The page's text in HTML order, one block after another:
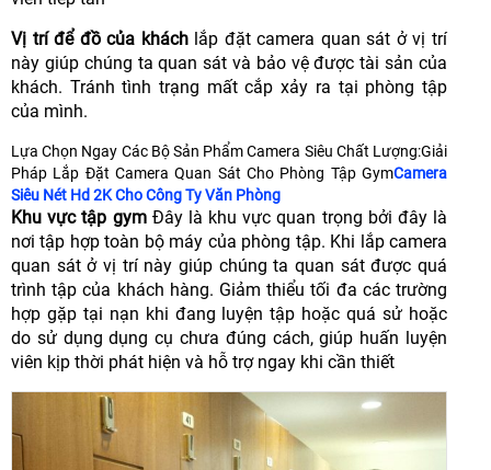
Vị trí để đồ của kháchlắp đặt camera quan sát ở vị trí
này giúp chúng ta quan sát và bảo vệ được tài sản của
khách. Tránh tình trạng mất cắp xảy ra tại phòng tập
của mình.
Lựa Chọn Ngay Các Bộ Sản Phẩm Camera Siêu Chất Lượng:Giải
Pháp Lắp Đặt Camera Quan Sát Cho Phòng Tập GymCamera
Siêu Nét Hd 2K Cho Công Ty Văn Phòng
Khu vực tập gymĐây là khu vực quan trọng bởi đây là
nơi tập hợp toàn bộ máy của phòng tập. Khi lắp camera
quan sát ở vị trí này giúp chúng ta quan sát được quá
trình tập của khách hàng. Giảm thiểu tối đa các trường
hợp gặp tại nạn khi đang luyện tập hoặc quá sử hoặc
do sử dụng dụng cụ chưa đúng cách, giúp huấn luyện
viên kịp thời phát hiện và hỗ trợ ngay khi cần thiết